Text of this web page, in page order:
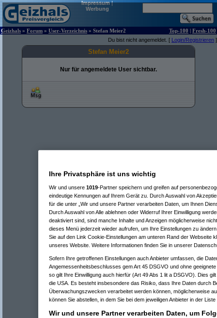
Impressum|
Werbung
Geizhals » Forum » User-Verzeichnis » Stefan Meier2 Top-100 | Fresh-100
Du bist nicht angemeldet. [ Login/Registrieren ]
Stefan Meier2
Nur für angemeldete User sichtbar.
Ihre Privatsphäre ist uns wichtig
Wir und unsere 1019-Partner speichern und greifen auf
eindeutige Kennungen auf Ihrem Gerät zu. Durch Auswahl von
für die unter „Wir und unsere Partner verarbeiten Daten, um Ihnen
Durch Auswahl von Alle ablehnen oder Widerruf Ihrer Einwilligung
deaktiviert sind, sind manche Inhalte und Anzeigen möglicherweise
dieses Menü jederzeit wieder aufrufen, um Ihre Einstellungen zu
Sie auf den Link Cookie-Einstellungen am unteren Rand der Webseite
unseres Website. Weitere Informationen finden Sie in unserer
Sofern Ihre getroffenen Einstellungen auch Anbieter umfassen, die
Angemessenheitsbeschlusses gem Art 45 DSGVO und ohne
so gilt Ihre Einwilligung auch hierfür (Art 49 Abs 1 lit a DSGVO). Dies
die USA. Es besteht insbesondere das Risiko, dass Ihre Daten durch
Überwachungszwecken verarbeitet werden können, möglicherweise
können Sie abstellen, in dem Sie bei dem jeweiligen Anbieter in der
Wir und unsere Partner verarbeiten Daten, um